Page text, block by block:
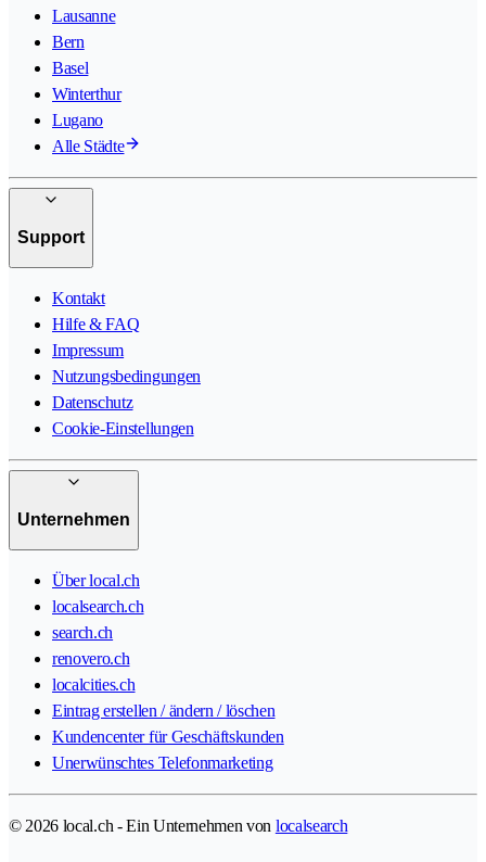
Lausanne
Bern
Basel
Winterthur
Lugano
Alle Städte
Support
Kontakt
Hilfe & FAQ
Impressum
Nutzungsbedingungen
Datenschutz
Cookie-Einstellungen
Unternehmen
Über local.ch
localsearch.ch
search.ch
renovero.ch
localcities.ch
Eintrag erstellen / ändern / löschen
Kundencenter für Geschäftskunden
Unerwünschtes Telefonmarketing
© 2026 local.ch - Ein Unternehmen von localsearch